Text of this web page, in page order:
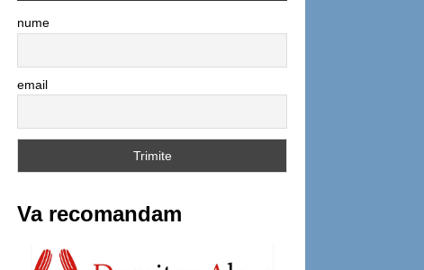
nume
email
Va recomandam